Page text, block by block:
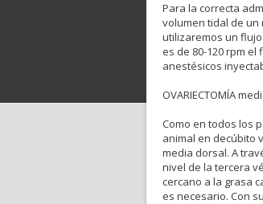
Para la correcta
volumen tidal de un
utilizaremos un
es de 80-120 rpm el
anestésicos
OVARIECTOMÍA
Como en todos los
animal en decúbito
media dorsal. A
nivel de la tercera
cercano a la grasa
es necesario. Con